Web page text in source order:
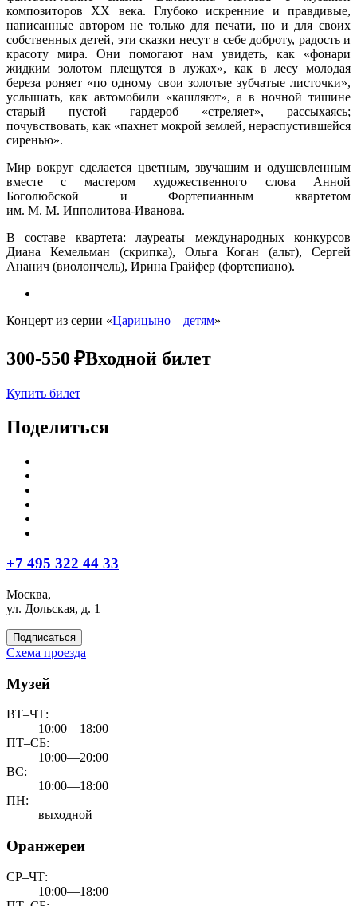
композиторов ХХ века. Глубоко искренние и правдивые,
написанные автором не только для печати, но и для своих
собственных детей, эти сказки несут в себе доброту, радость и
красоту мира. Они помогают нам увидеть, как «фонари
жидким золотом плещутся в лужах», как в лесу молодая
береза роняет «по одному свои золотые зубчатые листочки»,
услышать, как автомобили «кашляют», а в ночной тишине
старый пустой гардероб «стреляет», рассыхаясь;
почувствовать, как «пахнет мокрой землей, нераспустившейся
сиренью».
Мир вокруг сделается цветным, звучащим и одушевленным
вместе с мастером художественного слова Анной
Боголюбской и Фортепианным квартетом
им. М. М. Ипполитова-Иванова.
В составе квартета: лауреаты международных конкурсов
Диана Кемельман (скрипка), Ольга Коган (альт), Сергей
Ананич (виолончель), Ирина Грайфер (фортепиано).
Концерт из серии «Царицыно – детям»
300-550 ₽Входной билет
Купить билет
Поделиться
+7 495 322 44 33
Москва,
ул. Дольская, д. 1
Подписаться
Схема проезда
Музей
ВТ–ЧТ:
10:00—18:00
ПТ–СБ:
10:00—20:00
ВС:
10:00—18:00
ПН:
выходной
Оранжереи
СР–ЧТ:
10:00—18:00